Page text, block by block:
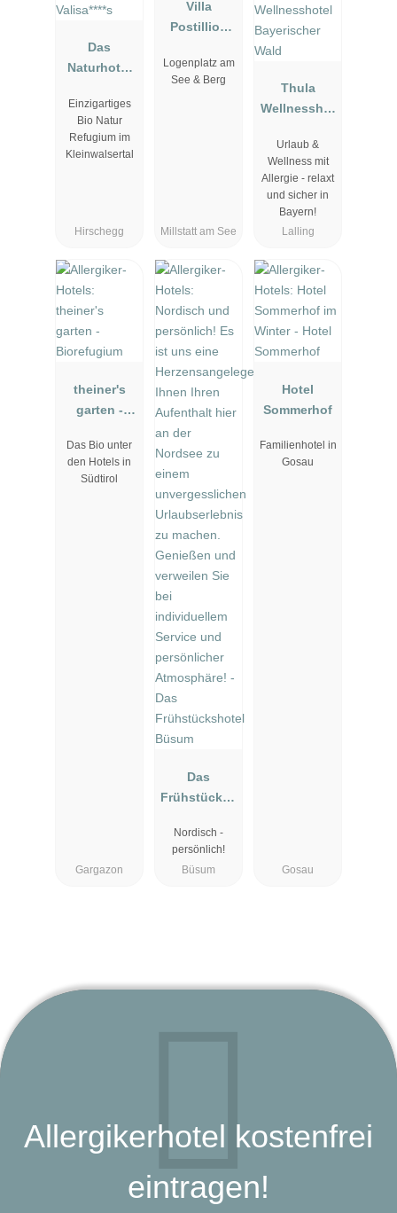
Das
Naturhotel
Valisa****s
Einzigartiges
Bio Natur
Refugium im
Kleinwalsertal
Hirschegg
Villa
Postillion
Logenplatz am
See & Berg
Millstatt am See
Thula
Wellnesshot
Bayerischer
Wald
Urlaub &
Wellness mit
Allergie - relaxt
und sicher in
Bayern!
Lalling
theiner's
garten -
Das Bio unter
den Hotels in
Südtirol
Gargazon
Das
Frühstücksh
Nordisch -
persönlich!
Büsum
Hotel
Sommerhof
Familienhotel in
Gosau
Gosau
Allergikerhotel kostenfrei
eintragen!